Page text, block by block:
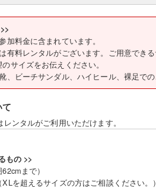
加料金に含まれています。
有料レンタルがございます。ご用意でき
サイズをお伝えください。
、ビーチサンダル、ハイヒール、裸足で
ンタルがご利用いただけます。
もの >>
まで）
XLを超えるサイズの方はご相談ください。